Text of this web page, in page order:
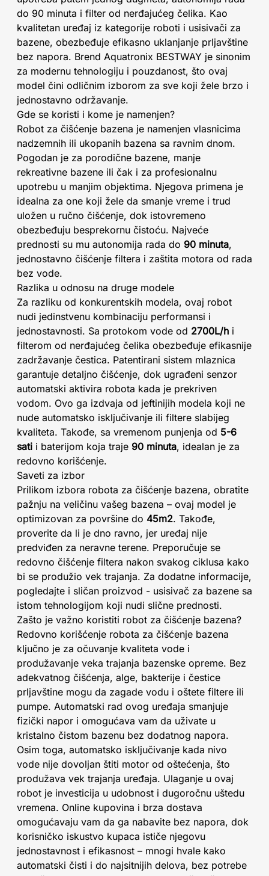
do 90 minuta i filter od nerđajućeg čelika. Kao
kvalitetan uređaj iz kategorije roboti i usisivači za
bazene, obezbeđuje efikasno uklanjanje prljavštine
bez napora. Brend Aquatronix BESTWAY je sinonim
za modernu tehnologiju i pouzdanost, što ovaj
model čini odličnim izborom za sve koji žele brzo i
jednostavno održavanje.
Gde se koristi i kome je namenjen?
Robot za čišćenje bazena je namenjen vlasnicima
nadzemnih ili ukopanih bazena sa ravnim dnom.
Pogodan je za porodične bazene, manje
rekreativne bazene ili čak i za profesionalnu
upotrebu u manjim objektima. Njegova primena je
idealna za one koji žele da smanje vreme i trud
uložen u ručno čišćenje, dok istovremeno
obezbeđuju besprekornu čistoću. Najveće
prednosti su mu autonomija rada do 90 minuta,
jednostavno čišćenje filtera i zaštita motora od rada
bez vode.
Razlika u odnosu na druge modele
Za razliku od konkurentskih modela, ovaj robot
nudi jedinstvenu kombinaciju performansi i
jednostavnosti. Sa protokom vode od 2700L/h i
filterom od nerđajućeg čelika obezbeđuje efikasnije
zadržavanje čestica. Patentirani sistem mlaznica
garantuje detaljno čišćenje, dok ugrađeni senzor
automatski aktivira robota kada je prekriven
vodom. Ovo ga izdvaja od jeftinijih modela koji ne
nude automatsko isključivanje ili filtere slabijeg
kvaliteta. Takođe, sa vremenom punjenja od 5-6
sati i baterijom koja traje 90 minuta, idealan je za
redovno korišćenje.
Saveti za izbor
Prilikom izbora robota za čišćenje bazena, obratite
pažnju na veličinu vašeg bazena – ovaj model je
optimizovan za površine do 45m2. Takođe,
proverite da li je dno ravno, jer uređaj nije
predviđen za neravne terene. Preporučuje se
redovno čišćenje filtera nakon svakog ciklusa kako
bi se produžio vek trajanja. Za dodatne informacije,
pogledajte i sličan proizvod - usisivač za bazene sa
istom tehnologijom koji nudi slične prednosti.
Zašto je važno koristiti robot za čišćenje bazena?
Redovno korišćenje robota za čišćenje bazena
ključno je za očuvanje kvaliteta vode i
produžavanje veka trajanja bazenske opreme. Bez
adekvatnog čišćenja, alge, bakterije i čestice
prljavštine mogu da zagade vodu i oštete filtere ili
pumpe. Automatski rad ovog uređaja smanjuje
fizički napor i omogućava vam da uživate u
kristalno čistom bazenu bez dodatnog napora.
Osim toga, automatsko isključivanje kada nivo
vode nije dovoljan štiti motor od oštećenja, što
produžava vek trajanja uređaja. Ulaganje u ovaj
robot je investicija u udobnost i dugoročnu uštedu
vremena. Online kupovina i brza dostava
omogućavaju vam da ga nabavite bez napora, dok
korisničko iskustvo kupaca ističe njegovu
jednostavnost i efikasnost – mnogi hvale kako
automatski čisti i do najsitnijih delova, bez potrebe